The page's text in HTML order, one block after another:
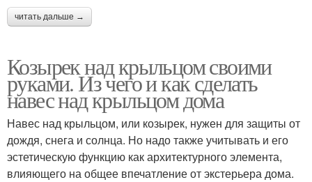
читать дальше →
Козырек над крыльцом своими
руками. Из чего и как сделать
навес над крыльцом дома
Навес над крыльцом, или козырек, нужен для защиты от
дождя, снега и солнца. Но надо также учитывать и его
эстетическую функцию как архитектурного элемента,
влияющего на общее впечатление от экстерьера дома.